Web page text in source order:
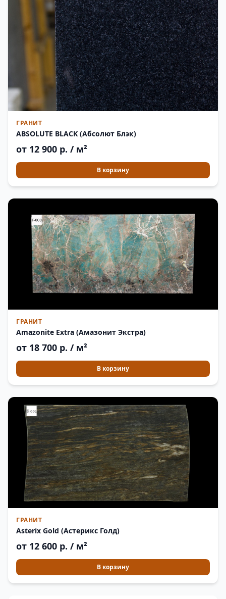
ГРАНИТ
ABSOLUTE BLACK (Абсолют Блэк)
от 12 900 р. / м²
В корзину
ГРАНИТ
Amazonite Extra (Амазонит Экстра)
от 18 700 р. / м²
В корзину
ГРАНИТ
Asterix Gold (Астерикс Голд)
от 12 600 р. / м²
В корзину